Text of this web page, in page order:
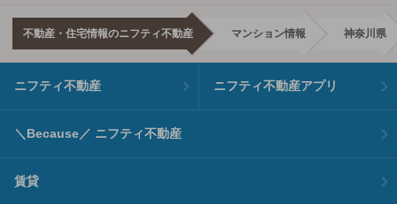
不動産・住宅情報のニフティ不動産 マンション情報 神奈川県
ニフティ不動産 ニフティ不動産アプリ
＼Because／ ニフティ不動産
賃貸